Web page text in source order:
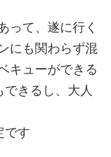
って、遂に行く
にも関わらず混
キューができる
きるし、大人
です